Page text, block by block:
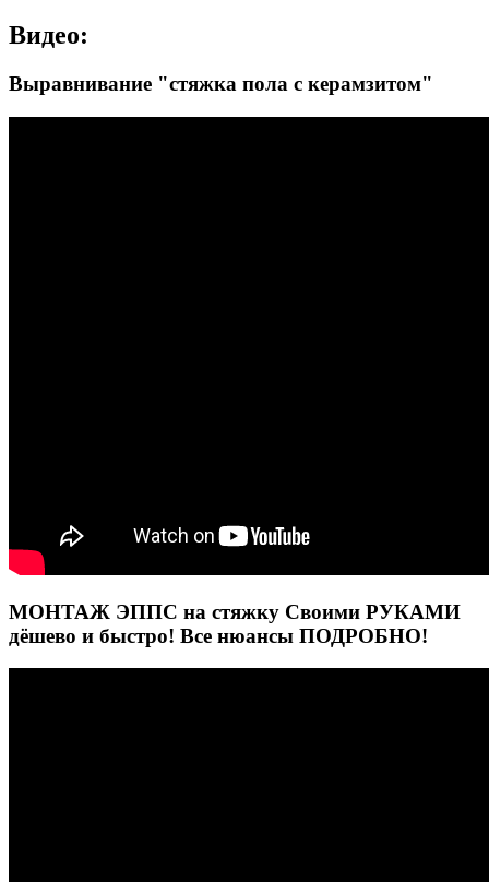
Видео:
Выравнивание "стяжка пола с керамзитом"
МОНТАЖ ЭППС на стяжку Своими РУКАМИ
дёшево и быстро! Все нюансы ПОДРОБНО!